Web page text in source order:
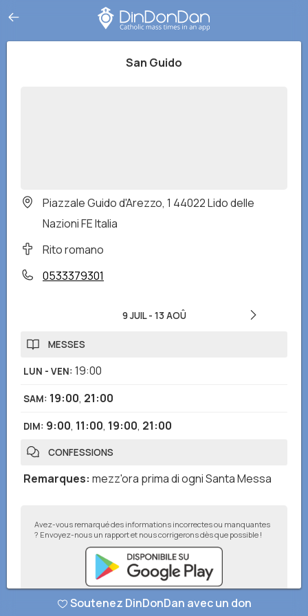
San Guido
Piazzale Guido d'Arezzo, 1 44022 Lido delle
Nazioni FE Italia
Rito romano
0533379301
9 JUIL- 13 AOÛ
MESSES
LUN - VEN: 19:00
SAM: 19:00, 21:00
DIM: 9:00, 11:00, 19:00, 21:00
CONFESSIONS
Remarques: mezz'ora prima di ogni Santa Messa
Avez-vous remarqué des informations incorrectes ou manquantes
? Envoyez-nous un rapport et nous corrigerons dès que possible !
Soutenez DinDonDan avec un don